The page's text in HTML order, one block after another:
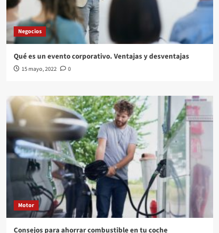
Negocios
Qué es un evento corporativo. Ventajas y desventajas
15 mayo, 2022 0
Motor
Consejos para ahorrar combustible en tu coche